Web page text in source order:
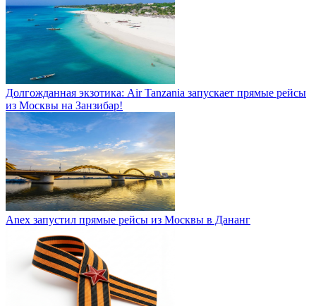
Долгожданная экзотика: Air Tanzania запускает прямые рейсы
из Москвы на Занзибар!
Anex запустил прямые рейсы из Москвы в Дананг